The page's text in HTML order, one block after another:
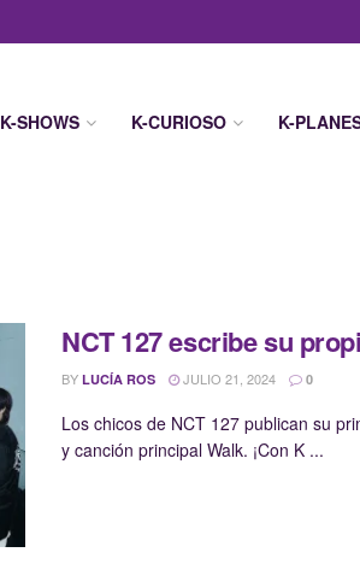
K-SHOWS K-CURIOSO K-
NCT 127 escribe su
BY LUCÍA ROS JULIO 21, 2024 0
Los chicos de NCT 127 publican su
y canción principal Walk. ¡Con K ...